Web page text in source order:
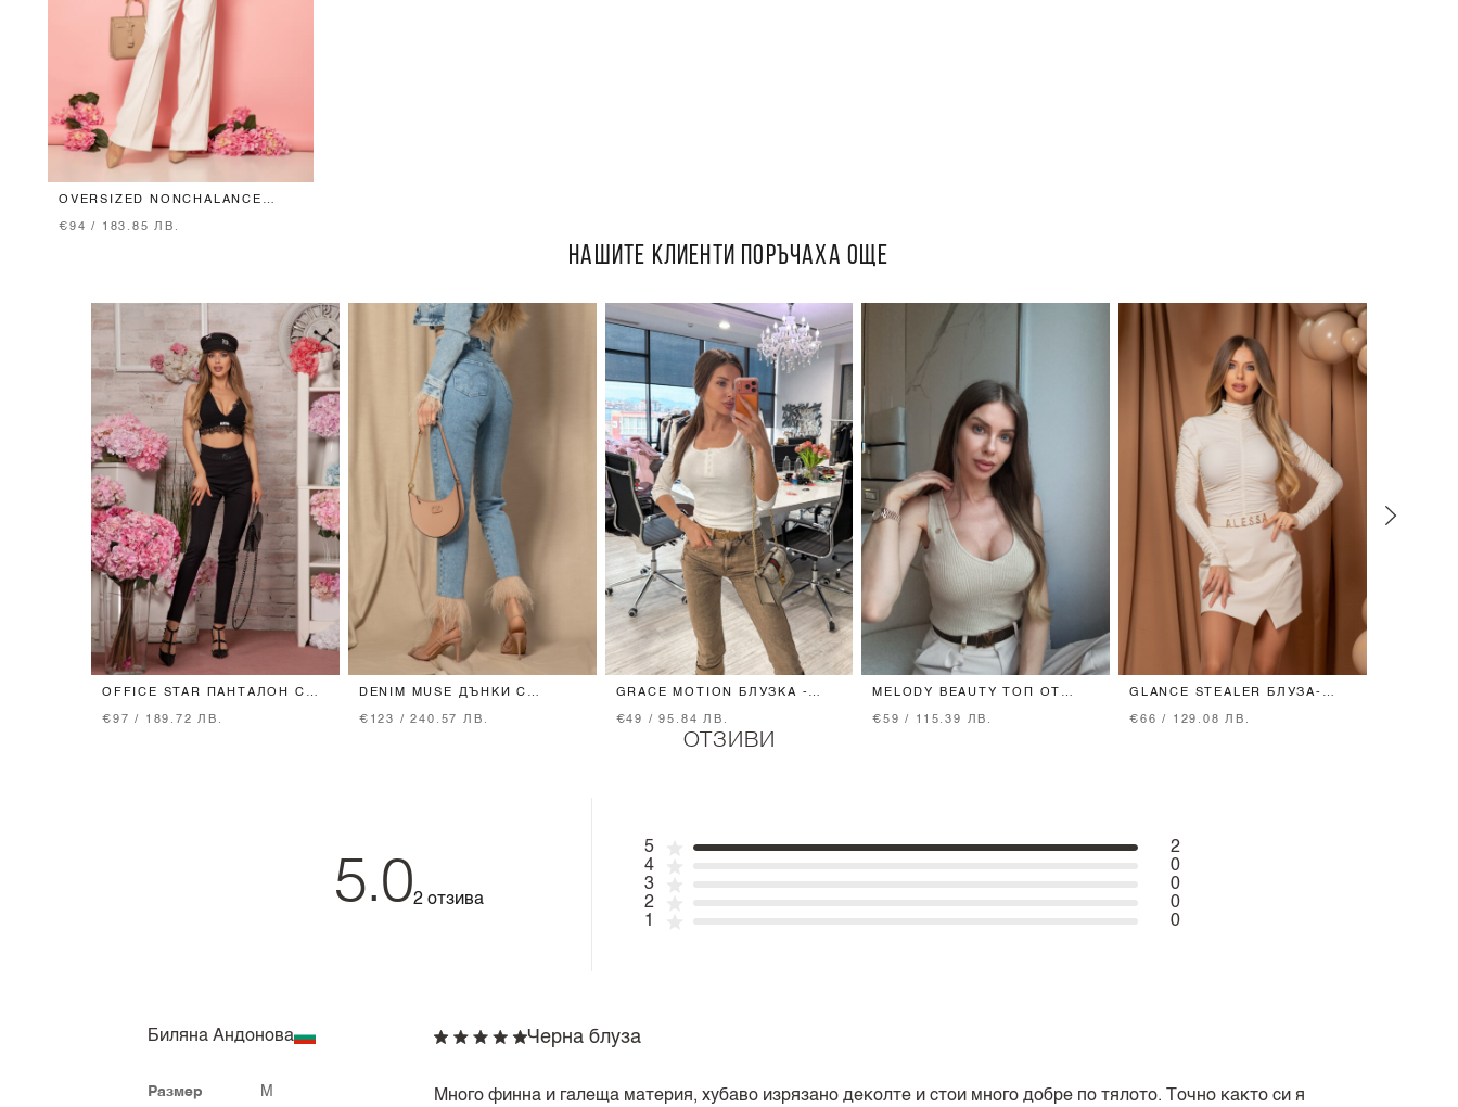
OVERSIZED NONCHALANCE
€94 / 183.85 ЛВ.
НАШИТЕ КЛИЕНТИ ПОРЪЧАХА ОЩЕ
OFFICE STAR ПАНТАЛОН С
€97 / 189.72 ЛВ.
DENIM MUSE ДЪНКИ С
€123 / 240.57 ЛВ.
GRACE MOTION БЛУЗКА -
€49 / 95.84 ЛВ.
MELODY BEAUTY ТОП ОТ
€59 / 115.39 ЛВ.
GLANCE STEALER БЛУЗА-
€66 / 129.08 ЛВ.
ОТЗИВИ
5.02 отзива
5
2
4
0
3
0
2
0
1
0
Биляна Андонова
Размер M
Черна блуза
Много финна и галеща материя, хубаво изрязано деколте и стои много добре по тялото. Точно както си я